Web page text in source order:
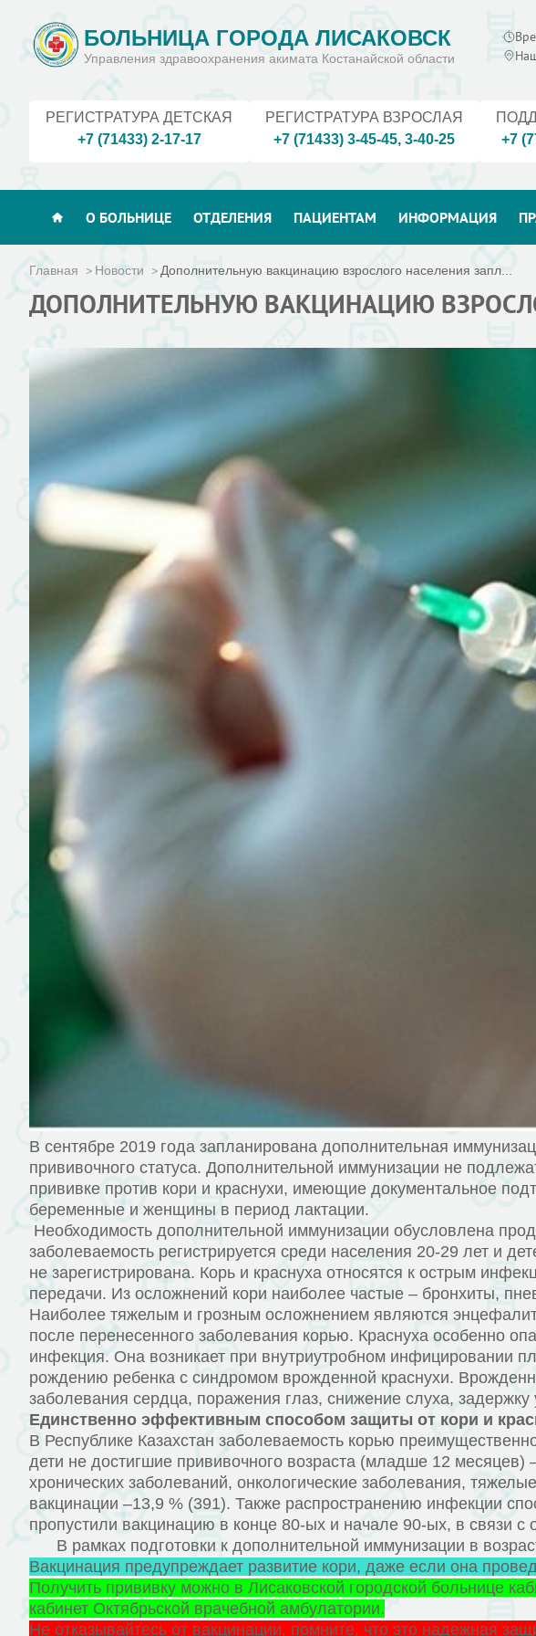
БОЛЬНИЦА ГОРОДА ЛИСАКОВСК
Управления здравоохранения акимата Костанайской области
РЕГИСТРАТУРА ДЕТСКАЯ
+7 (71433) 2-17-17
РЕГИСТРАТУРА ВЗРОСЛАЯ
+7 (71433) 3-45-45, 3-40-25
+7
О БОЛЬНИЦЕ ОТДЕЛЕНИЯ ПАЦИЕНТАМ ИНФОРМАЦИЯ
Главная Новости Дополнительную вакцинацию взрослого населения запл...
ДОПОЛНИТЕЛЬНУЮ ВАКЦИНАЦИЮ
В сентябре 2019 года запланирована дополнительная
прививочного статуса. Дополнительной иммунизации не
прививке против кори и краснухи, имеющие документальное
беременные и женщины в период лактации.
Необходимость дополнительной иммунизации обусловлена
заболеваемость регистрируется среди населения 20-29 лет и
не зарегистрирована. Корь и краснуха относятся к острым
передачи. Из осложнений кори наиболее частые – бронхиты,
Наиболее тяжелым и грозным осложнением являются
после перенесенного заболевания корью. Краснуха особенно
инфекция. Она возникает при внутриутробном инфицировании
рождению ребенка с синдромом врожденной краснухи.
заболевания сердца, поражения глаз, снижение слуха, задержку
Единственно эффективным способом защиты от кори и
В Республике Казахстан заболеваемость корью
дети не достигшие прививочного возраста (младше 12
хронических заболеваний, онкологические заболевания,
вакцинации –13,9 % (391). Также распространению инфекции
пропустили вакцинацию в конце 80-ых и начале 90-ых, в связи с
В рамках подготовки к дополнительной иммунизации в
Вакцинация предупреждает развитие кори, даже если она
Получить прививку можно в Лисаковской городской больнице
кабинет Октябрьской врачебной амбулатории.
Не отказывайтесь от вакцинации, помните, что это надежная